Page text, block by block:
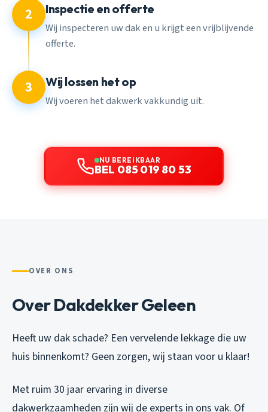
2 Inspectie en offerte
Wij inspecteren uw dak en u krijgt een vrijblijvende
offerte.
3 Wij lossen het op
Wij voeren het dakwerk vakkundig uit.
NU BEREIKBAAR
BEL 085 019 80 53
OVER ONS
Over Dakdekker Geleen
Heeft uw dak schade? Een vervelende lekkage die uw
huis binnenkomt? Geen zorgen, wij staan voor u klaar!
Met ruim 30 jaar ervaring in diverse
dakwerkzaamheden zijn wij de experts in ons vak. Of